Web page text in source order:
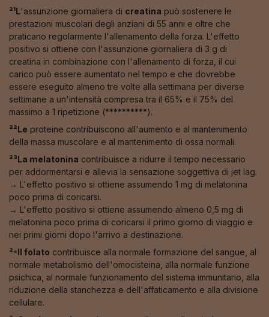
²¹L'assunzione giornaliera di creatina può sostenere le
prestazioni muscolari degli anziani di 55 anni e oltre che
praticano regolarmente l'allenamento della forza. L'effetto
positivo si ottiene con l'assunzione giornaliera di 3 g di
creatina in combinazione con l'allenamento di forza, il cui
carico può essere aumentato nel tempo e che dovrebbe
essere eseguito almeno tre volte alla settimana per diverse
settimane a un'intensità compresa tra il 65% e il 75% del
massimo a 1 ripetizione (**********).
²²Le proteine contribuiscono all'aumento e al mantenimento
della massa muscolare e al mantenimento di ossa normali.
²³La melatonina contribuisce a ridurre il tempo necessario
per addormentarsi e allevia la sensazione soggettiva di jet lag.
→ L'effetto positivo si ottiene assumendo 1 mg di melatonina
poco prima di coricarsi.
→ L'effetto positivo si ottiene assumendo almeno 0,5 mg di
melatonina poco prima di coricarsi il primo giorno di viaggio e
nei primi giorni dopo l'arrivo a destinazione.
²⁴Il folato contribuisce alla normale formazione del sangue, al
normale metabolismo dell'omocisteina, alla normale funzione
psichica, al normale funzionamento del sistema immunitario, alla
riduzione della stanchezza e dell'affaticamento e alla divisione
cellulare.